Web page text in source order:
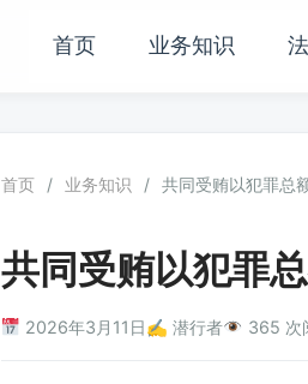
首页 业务知识
首页 / 业务知识 / 共同受贿以犯罪总
共同受贿以犯罪
2026年3月11日✍️ 潜行者 365 次